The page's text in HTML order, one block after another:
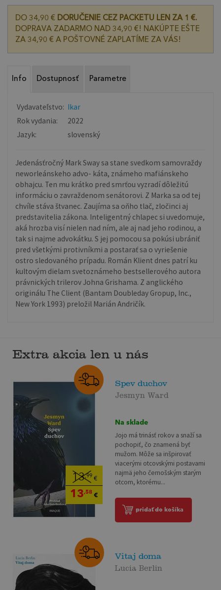
DO 34,90 € DORUČENIE CEZ PACKETU LEN ZA 1 €.
DOPRAVA ZADARMO NAD 34,90 €! NAKÚPTE EŠTE
ZA 34,90 € A POŠTOVNÉ ZAPLATÍME ZA VÁS!
Info Dostupnosť Parametre
Vydavateľstvo: Ikar
Rok vydania:
2022
Jazyk:
slovenský
Jedenásťročný Mark Sway sa stane svedkom samovraždy
neworleánskeho advo- káta, známeho mafiánskeho
obhajcu. Ten mu krátko pred smrťou vyzradí dôležitú
informáciu o zavraždenom senátorovi. Z Marka sa od tej
chvíle stáva štvanec. Zaujíma sa oňho tlač, zločinci aj
predstavitelia zákona. Inteligentný chlapec si uvedomuje,
aká hrozba visí nielen nad ním, ale aj nad jeho rodinou, a
tak si najme advokátku. S jej pomocou sa pokúsi ubrániť
pred všetkými protivníkmi a postarať sa o vyriešenie
ostro sledovaného prípadu. Román Klient dnes patrí ku
kultovým dielam svetoznámeho bestsellerového autora
právnických trilerov Johna Grishama. Z anglického
originálu The Client (Bantam Doubleday Gropup, Inc.,
New York 1993) preložil Marián Andričík.
Extra akcia len u nás
13,99 €
13,58€
Spev duchov
Jesmyn Ward
Na sklade
Jojo má trinásť rokov a snaží sa
pochopiť, čo znamená byť
mužom. Môže sa inšpirovať
viacerými otcovskými postavami
najmä jeho černošským starým
otcom, ktorému...
pridať do košíka
Vitaj doma
Lucia Berlin